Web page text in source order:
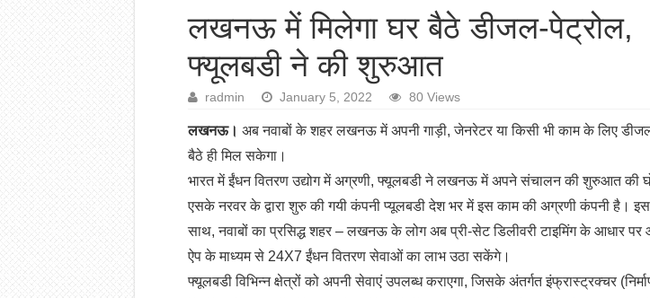
लखनऊ में मिलेगा घर बैठे डीजल-पेट्रोल,
फ्यूलबडी ने की शुरुआत
radmin January 5, 2022 80 Views
लखनऊ। अब नवाबों के शहर लखनऊ में अपनी गाड़ी, जेनरेटर या किसी भी काम के लिए
बैठे ही मिल सकेगा।
भारत में ईंधन वितरण उद्योग में अग्रणी, फ्यूलबडी ने लखनऊ में अपने संचालन की शुरुआत की
एसके नरवर के द्वारा शुरु की गयी कंपनी प्यूलबडी देश भर में इस काम की अग्रणी कंपनी है।
साथ, नवाबों का प्रसिद्ध शहर – लखनऊ के लोग अब प्री-सेट डिलीवरी टाइमिंग के आधार पर
ऐप के माध्यम से 24X7 ईंधन वितरण सेवाओं का लाभ उठा सकेंगे।
फ्यूलबडी विभिन्न क्षेत्रों को अपनी सेवाएं उपलब्ध कराएगा, जिसके अंतर्गत इंफ्रास्ट्रक्चर